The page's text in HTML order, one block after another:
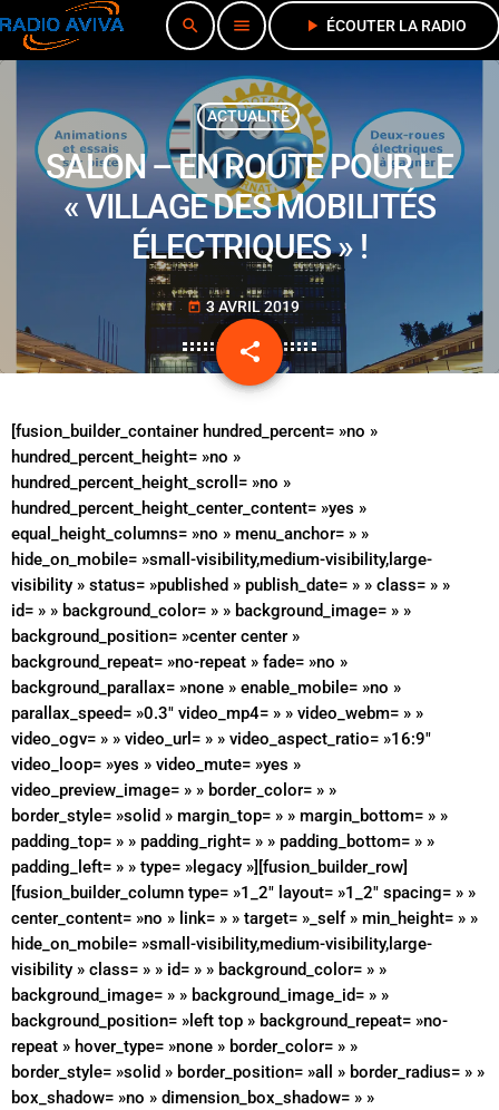
search menu play_arrow ÉCOUTER LA RADIO
ACTUALITÉ
SALON – EN ROUTE POUR LE
« VILLAGE DES MOBILITÉS
ÉLECTRIQUES » !
today 3 AVRIL 2019
share
email
[fusion_builder_container hundred_percent= »no »
hundred_percent_height= »no »
hundred_percent_height_scroll= »no »
hundred_percent_height_center_content= »yes »
equal_height_columns= »no » menu_anchor= » »
hide_on_mobile= »small-visibility,medium-visibility,large-
visibility » status= »published » publish_date= » » class= » »
id= » » background_color= » » background_image= » »
background_position= »center center »
background_repeat= »no-repeat » fade= »no »
background_parallax= »none » enable_mobile= »no »
parallax_speed= »0.3″ video_mp4= » » video_webm= » »
video_ogv= » » video_url= » » video_aspect_ratio= »16:9″
video_loop= »yes » video_mute= »yes »
video_preview_image= » » border_color= » »
border_style= »solid » margin_top= » » margin_bottom= » »
padding_top= » » padding_right= » » padding_bottom= » »
padding_left= » » type= »legacy »][fusion_builder_row]
[fusion_builder_column type= »1_2″ layout= »1_2″ spacing= » »
center_content= »no » link= » » target= »_self » min_height= » »
hide_on_mobile= »small-visibility,medium-visibility,large-
visibility » class= » » id= » » background_color= » »
background_image= » » background_image_id= » »
background_position= »left top » background_repeat= »no-
repeat » hover_type= »none » border_color= » »
border_style= »solid » border_position= »all » border_radius= » »
box_shadow= »no » dimension_box_shadow= » »